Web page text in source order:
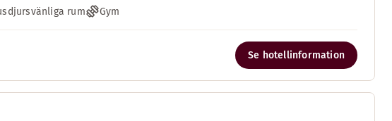
rum Gym
Se hotellinformation